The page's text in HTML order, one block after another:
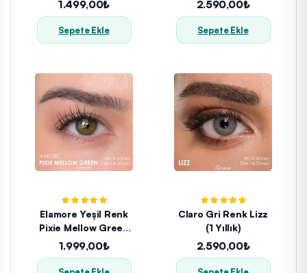
1.499,00₺
Sepete Ekle
2.590,00₺
Sepete Ekle
Elamore Yeşil Renk
Pixie Mellow Green
(1 Yıllık)
1.999,00₺
Claro Gri Renk Lizz
(1 Yıllık)
2.590,00₺